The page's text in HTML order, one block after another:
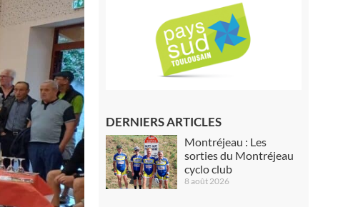
DERNIERS ARTICLES
Montréjeau : Les
sorties du Montréjeau
cyclo club
8 août 2026